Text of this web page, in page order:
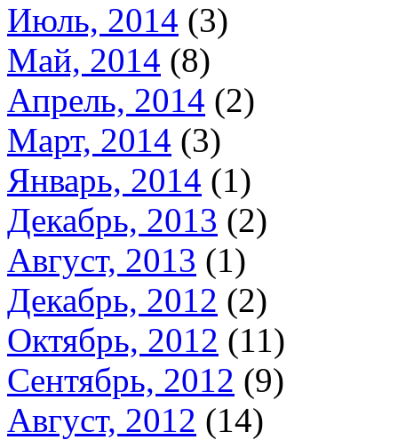
Июль, 2014 (3)
Май, 2014 (8)
Апрель, 2014 (2)
Март, 2014 (3)
Январь, 2014 (1)
Декабрь, 2013 (2)
Август, 2013 (1)
Декабрь, 2012 (2)
Октябрь, 2012 (11)
Сентябрь, 2012 (9)
Август, 2012 (14)